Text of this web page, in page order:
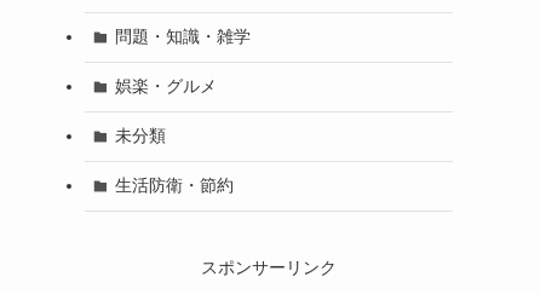
問題・知識・雑学
娯楽・グルメ
未分類
生活防衛・節約
スポンサーリンク